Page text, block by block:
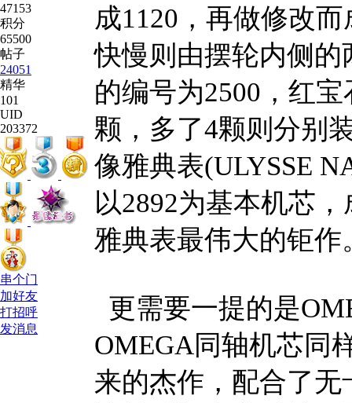
47153
积分
65500
帖子
24051
精华
101
UID
203372
串个门
加好友
打招呼
发消息
成1120，再做修改
快慢则由摆轮内侧
的编号为2500，红
颗，多了4颗则分别
像雅典表(ULYSSE
以2892为基本机芯
雅典表最伟大的钜作
更需要一提的是
OMEGA同轴机芯同
来的杰作，配合了